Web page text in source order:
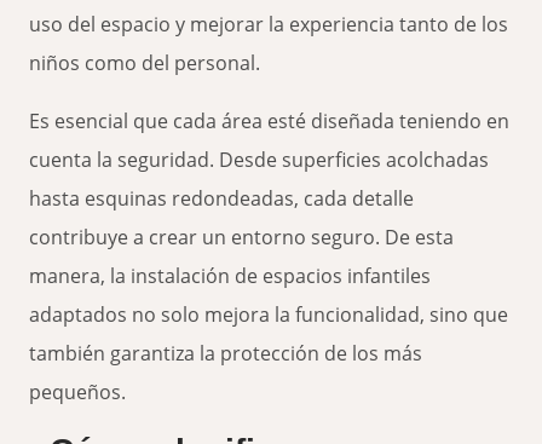
uso del espacio y mejorar la experiencia tanto de los
niños como del personal.
Es esencial que cada área esté diseñada teniendo en
cuenta la seguridad. Desde superficies acolchadas
hasta esquinas redondeadas, cada detalle
contribuye a crear un entorno seguro. De esta
manera, la instalación de espacios infantiles
adaptados no solo mejora la funcionalidad, sino que
también garantiza la protección de los más
pequeños.